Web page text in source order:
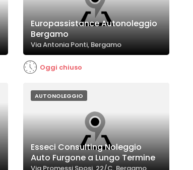
Europassistance Autonoleggio
Bergamo
Via Antonia Ponti, Bergamo
Oggi chiuso
AUTONOLEGGIO
Esseci Consulting Noleggio
Auto Furgone a Lungo Termine